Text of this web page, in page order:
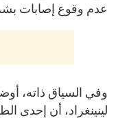
عدم وقوع إصابات
وفي السياق ذاته،
لينينغراد، أن إحدى